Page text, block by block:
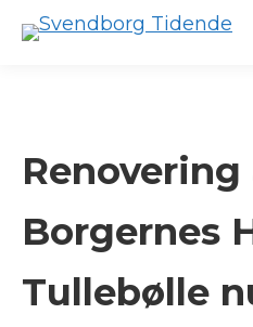
Renovering
Borgernes
Tullebølle